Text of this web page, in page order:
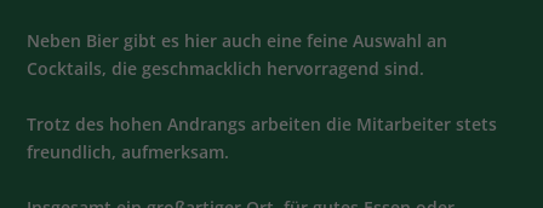
Neben Bier gibt es hier auch eine feine Auswahl an
Cocktails, die geschmacklich hervorragend sind.
Trotz des hohen Andrangs arbeiten die Mitarbeiter stets
freundlich, aufmerksam.